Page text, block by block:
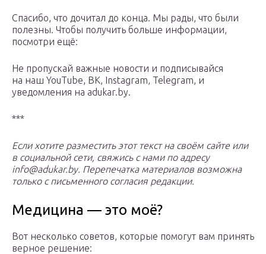
Спасибо, что дочитал до конца. Мы рады, что были
полезны. Чтобы получить больше информации,
посмотри ещё:
Не пропускай важные новости и подписывайся
на наш YouTube, ВК, Instagram, Telegram, и
уведомления на adukar.by.
***
Если хотите разместить этот текст на своём сайте или
в социальной сети, свяжись с нами по адресу
info@adukar.by. Перепечатка материалов возможна
только с письменного согласия редакции.
Медицина — это моё?
Вот несколько советов, которые помогут вам принять
верное решение: